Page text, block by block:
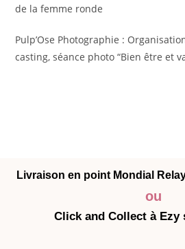
de la femme ronde
Pulp’Ose Photographie :
casting, séance photo “Bien être et
Livraison en point Mondial
ou
Click and Collect à Ezy